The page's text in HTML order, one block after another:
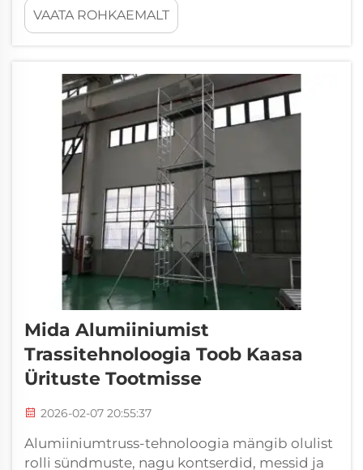
õnnetusi või kaos tekkimist. SZgroup teab,
kui olulised need takistused on igasuguse
VAATA ROHKAEMALT
Mida Alumiiniumist
Trassitehnoloogia Toob Kaasa
Ürituste Tootmisse
2026-02-07 20:55:37
Alumiiniumtruss-tehnoloogia mängib olulist
rolli sündmuste, nagu kontserdid, messid ja